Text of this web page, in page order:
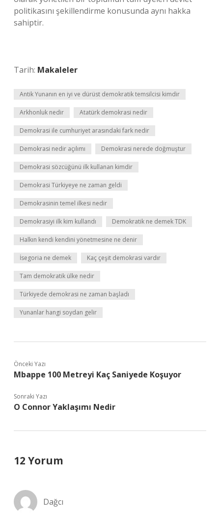
politikasını şekillendirme konusunda aynı hakka
sahiptir.
Tarih: Makaleler
Antik Yunanın en iyi ve dürüst demokratik temsilcisi kimdir
Arkhonluk nedir Atatürk demokrasi nedir
Demokrasi ile cumhuriyet arasındaki fark nedir
Demokrasi nedir açılımı Demokrasi nerede doğmuştur
Demokrasi sözcüğünü ilk kullanan kimdir
Demokrasi Türkiyeye ne zaman geldi
Demokrasinin temel ilkesi nedir
Demokrasiyi ilk kim kullandı Demokratik ne demek TDK
Halkın kendi kendini yönetmesine ne denir
İsegoria ne demek Kaç çeşit demokrasi vardır
Tam demokratik ülke nedir
Türkiyede demokrasi ne zaman başladı
Yunanlar hangi soydan gelir
Önceki Yazı
Mbappe 100 Metreyi Kaç Saniyede Koşuyor
Sonraki Yazı
O Connor Yaklaşımı Nedir
12 Yorum
Dağcı